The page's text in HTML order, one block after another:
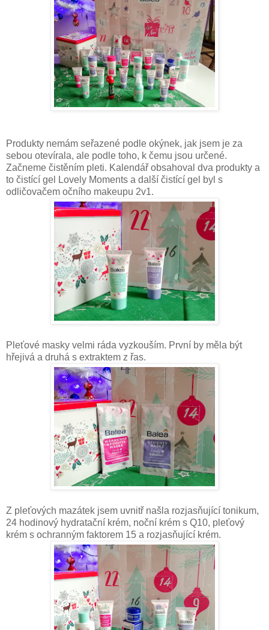
Produkty nemám seřazené podle okýnek, jak jsem je za
sebou otevírala, ale podle toho, k čemu jsou určené.
Začneme čistěním pleti. Kalendář obsahoval dva produkty a
to čistící gel Lovely Moments a další čistící gel byl s
odličovačem očního makeupu 2v1.
Pleťové masky velmi ráda vyzkouším. První by měla být
hřejivá a druhá s extraktem z řas.
Z pleťových mazátek jsem uvnitř našla rozjasňující tonikum,
24 hodinový hydratační krém, noční krém s Q10, pleťový
krém s ochranným faktorem 15 a rozjasňující krém.